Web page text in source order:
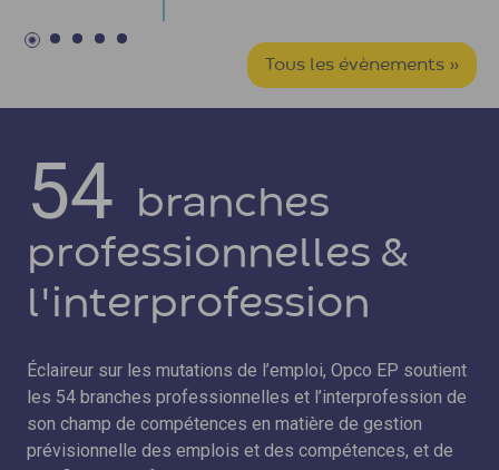
Tous les évènements »
54
branches
professionnelles &
l'interprofession
Éclaireur sur les mutations de l’emploi, Opco EP soutient
les 54 branches professionnelles et l’interprofession de
son champ de compétences en matière de gestion
prévisionnelle des emplois et des compétences, et de